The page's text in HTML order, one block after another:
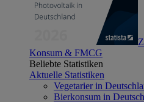
Konsum & FMCG
Beliebte Statistiken
Aktuelle Statistiken
Vegetarier in
Bierkonsum in